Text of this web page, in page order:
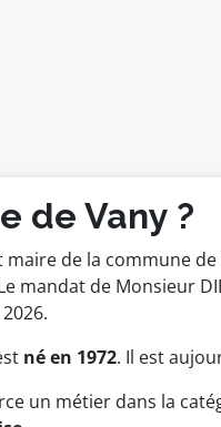
de Vany ?
maire de la commune
mandat de Monsieur
né en 1972. Il est
un métier dans la